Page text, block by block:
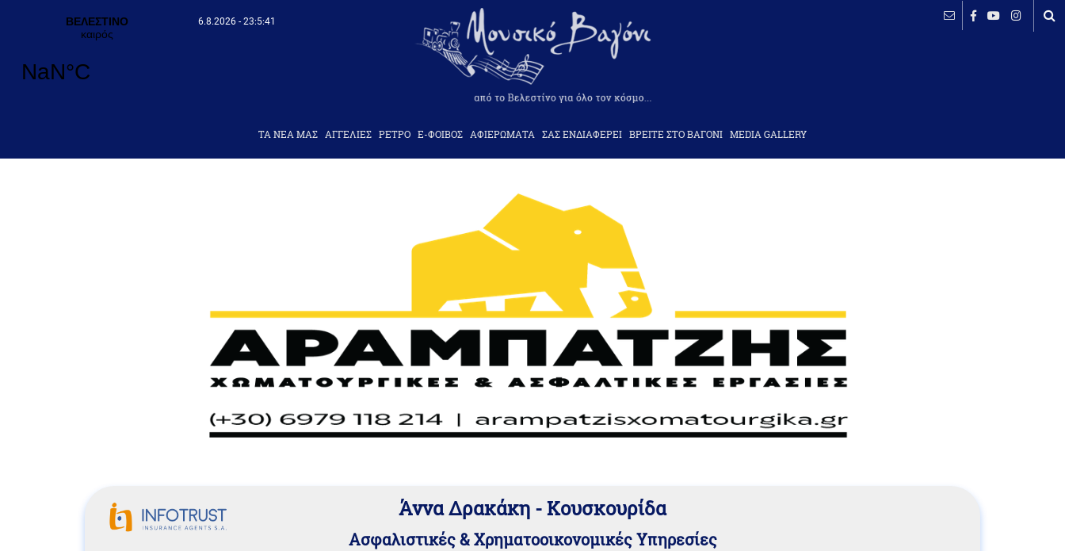
6.8.2026 - 23:5:42
ΤΑ ΝΕΑ ΜΑΣ AΓΓΕΛΙΕΣ ΡΕΤΡΟ Ε-ΦΟΙΒΟΣ ΑΦΙΕΡΩΜΑΤΑ ΣΑΣ ΕΝΔΙΑΦΕΡΕΙ ΒΡΕΙΤΕ ΣΤΟ ΒΑΓΟΝΙ MEDIA GALLERY
Άννα Δρακάκη - Κουσκουρίδα
Aσφαλιστικές & Χρηματοοικονομικές Υπηρεσίες